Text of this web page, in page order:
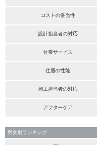
コストの妥当性
設計担当者の対応
付帯サービス
住居の性能
施工担当者の対応
アフターケア
男女別ランキング